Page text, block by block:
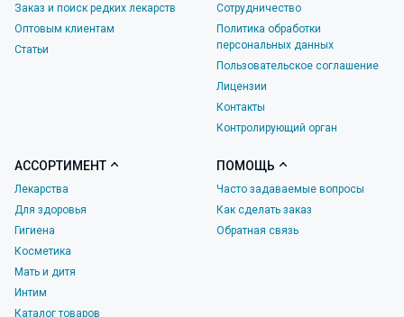
Заказ и поиск редких лекарств
Оптовым клиентам
Статьи
Сотрудничество
Политика обработки
персональных данных
Пользовательское соглашение
Лицензии
Контакты
Контролирующий орган
АССОРТИМЕНТ
Лекарства
Для здоровья
Гигиена
Косметика
Мать и дитя
Интим
Каталог товаров
ПОМОЩЬ
Часто задаваемые вопросы
Как сделать заказ
Обратная связь